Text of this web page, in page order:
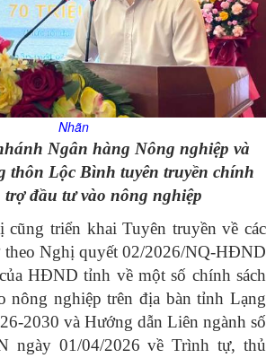
Nhãn
Ngân hàng Nông nghiệp và
thôn Lộc Bình tuyên truyền chính
trợ đầu tư vào nông nghiệp
triển khai Tuyên truyền về các
theo Nghị quyết 02/2026/NQ-HĐND
HĐND tỉnh về một số chính sách
nông nghiệp trên địa bàn tỉnh Lạng
2030 và Hướng dẫn Liên ngành số
ngày 01/04/2026 về Trình tự, thủ